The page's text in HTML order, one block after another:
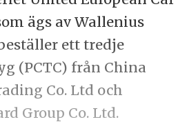
ägs av Wallenius
ett tredje
(PCTC) från China
Co. Ltd och
Group Co. Ltd.